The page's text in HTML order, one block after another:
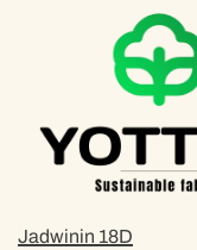
Jadwinin 18D